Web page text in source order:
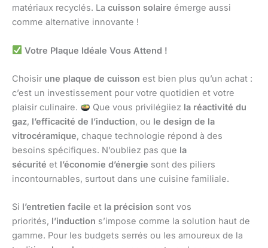
matériaux recyclés. La cuisson solaire émerge aussi
comme alternative innovante !
Votre Plaque Idéale Vous Attend !
Choisir une plaque de cuisson est bien plus qu’un achat :
c’est un investissement pour votre quotidien et votre
plaisir culinaire.
Que vous privilégiiez la réactivité du
gaz, l’efficacité de l’induction, ou le design de la
vitrocéramique, chaque technologie répond à des
besoins spécifiques. N’oubliez pas que la
sécurité et l’économie d’énergie sont des piliers
incontournables, surtout dans une cuisine familiale.
Si l’entretien facile et la précision sont vos
priorités, l’induction s’impose comme la solution haut de
gamme. Pour les budgets serrés ou les amoureux de la